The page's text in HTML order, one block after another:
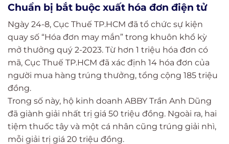
Chuẩn bị bắt buộc xuất hóa đơn điện tử
Ngày 24-8, Cục Thuế TP.HCM đã tổ chức sự kiện
quay số “Hóa đơn may mắn” trong khuôn khổ kỳ
mở thưởng quý 2-2023. Từ hơn 1 triệu hóa đơn có
mã, Cục Thuế TP.HCM đã xác định 14 hóa đơn của
người mua hàng trúng thưởng, tổng cộng 185 triệu
đồng.
Trong số này, hộ kinh doanh ABBY Trần Anh Dũng
đã giành giải nhất trị giá 50 triệu đồng. Ngoài ra, hai
tiệm thuốc tây và một cá nhân cũng trúng giải nhì,
mỗi giải trị giá 20 triệu đồng.